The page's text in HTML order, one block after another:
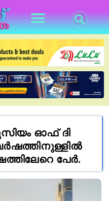
ഓഫ് ദി
പേർ.